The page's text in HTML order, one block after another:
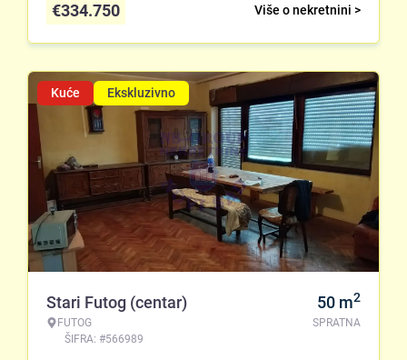
Više o nekretnini >
€334.750
Kuće Ekskluzivno
Stari Futog (centar)
FUTOG
ŠIFRA: #566989
50 m2
SPRATNA